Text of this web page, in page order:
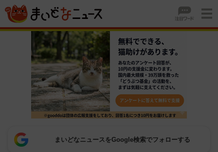
まいどなニュースをGoogle検索でフォローする